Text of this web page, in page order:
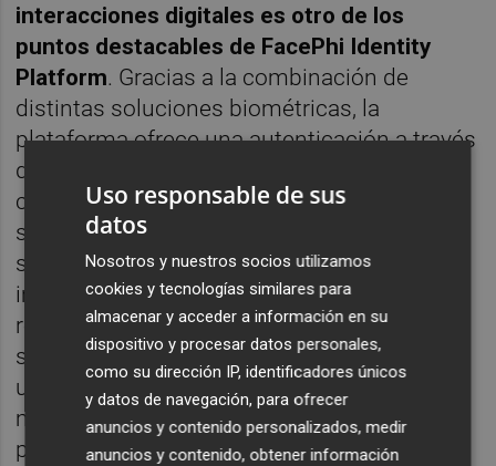
interacciones digitales es otro de los
puntos destacables de FacePhi Identity
Platform. Gracias a la combinación de
distintas soluciones biométricas, la
plataforma ofrece una autenticación a través
de múltiples factores, siendo más efectiva
contra los intentos de fraude y las
suplantaciones de identidad. Además,
siguiendo la línea de ‘biometría ética’
impulsada por la compañía, el
reconocimiento realizado por la tecnología
seguirá siendo siempre consentido por el
usuario y su información será tratada con la
máxima privacidad y según la legislación de
protección de datos aplicable.
Uso responsable de sus
datos
Nosotros y nuestros socios utilizamos
cookies y tecnologías similares para
almacenar y acceder a información en su
dispositivo y procesar datos personales,
como su dirección IP, identificadores únicos
y datos de navegación, para ofrecer
anuncios y contenido personalizados, medir
anuncios y contenido, obtener información